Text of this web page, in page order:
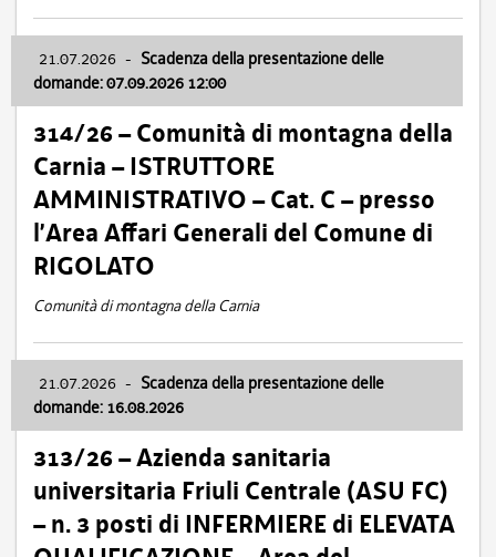
21.07.2026 - Scadenza della presentazione delle
domande: 07.09.2026 12:00
314/26 – Comunità di montagna della
Carnia – ISTRUTTORE
AMMINISTRATIVO – Cat. C – presso
l’Area Affari Generali del Comune di
RIGOLATO
Comunità di montagna della Carnia
21.07.2026 - Scadenza della presentazione delle
domande: 16.08.2026
313/26 – Azienda sanitaria
universitaria Friuli Centrale (ASU FC)
– n. 3 posti di INFERMIERE di ELEVATA